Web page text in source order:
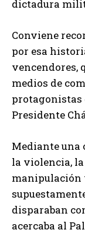
dictadura
Conviene
por esa
vencendores,
medios de
protagonistas
Presidente
Mediante una
la violencia,
manipulación
disparaban
acercaba al